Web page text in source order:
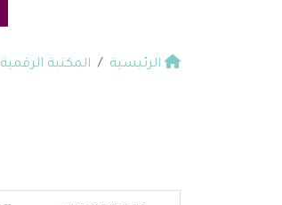
الرئيسية المكتبة الرقمية